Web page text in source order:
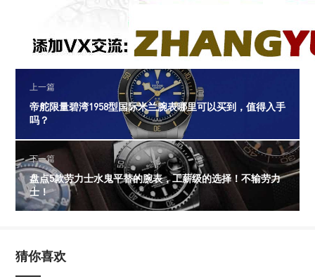
上一篇
帝舵限量碧湾1958型国际米兰腕表哪里可以买到，值得入手
吗？
下一篇
盘点5款劳力士水鬼平替的腕表，工薪级的选择！不输劳力
士！
猜你喜欢